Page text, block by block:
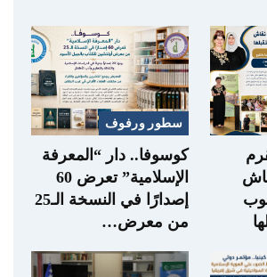
سطور ورفوف
كوسوفا.. دار “المعرفة
الإسلامية” تعرض 60
إصدارًا في النسخة الـ25
من معرض…